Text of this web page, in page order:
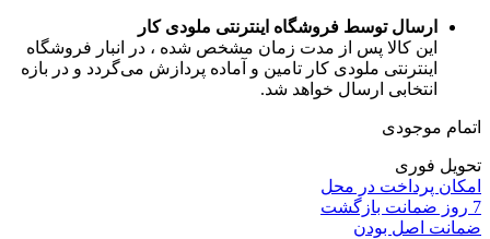
ارسال توسط فروشگاه اینترنتی ملودی کار
این کالا پس از مدت زمان مشخص شده ، در انبار فروشگاه
اینترنتی ملودی کار تامین و آماده پردازش می‌گردد و در بازه
انتخابی ارسال خواهد شد.
اتمام موجودی
تحویل فوری
امکان پرداخت در محل
7 روز ضمانت بازگشت
ضمانت اصل بودن